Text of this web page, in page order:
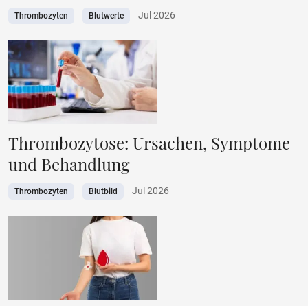
Thrombozyten Blutwerte Jul 2026
Thrombozytose: Ursachen, Symptome
und Behandlung
Thrombozyten Blutbild Jul 2026